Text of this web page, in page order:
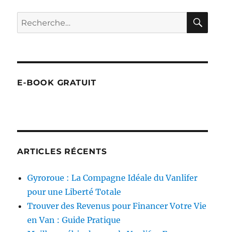
Recherche
pour :
E-BOOK GRATUIT
ARTICLES RÉCENTS
Gyroroue : La Compagne Idéale du Vanlifer
pour une Liberté Totale
Trouver des Revenus pour Financer Votre Vie
en Van : Guide Pratique